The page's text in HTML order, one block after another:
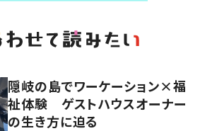
隠岐の島でワーケーション×福
祉体験 ゲストハウスオーナー
の生き方に迫る